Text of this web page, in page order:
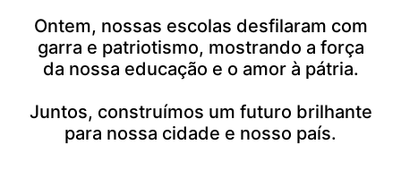
Ontem, nossas escolas desfilaram com
garra e patriotismo, mostrando a força
da nossa educação e o amor à pátria.
Juntos, construímos um futuro brilhante
para nossa cidade e nosso país.